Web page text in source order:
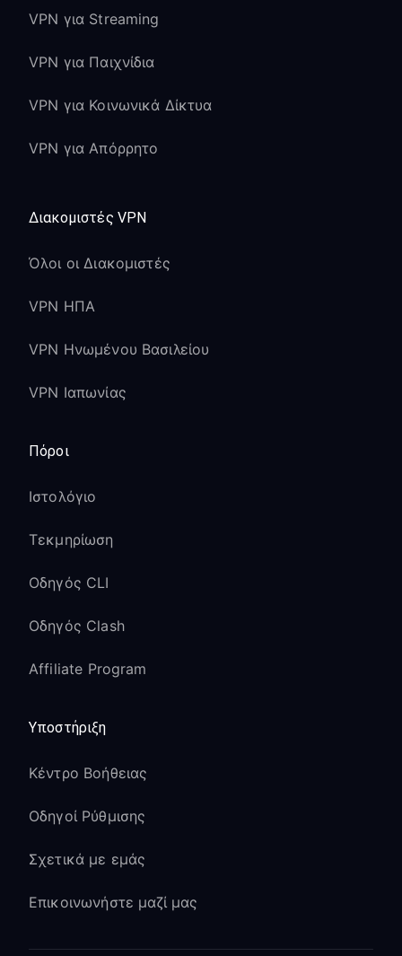
VPN για Streaming
VPN για Παιχνίδια
VPN για Κοινωνικά Δίκτυα
VPN για Απόρρητο
Διακομιστές VPN
Όλοι οι Διακομιστές
VPN ΗΠΑ
VPN Ηνωμένου Βασιλείου
VPN Ιαπωνίας
Πόροι
Ιστολόγιο
Τεκμηρίωση
Οδηγός CLI
Οδηγός Clash
Affiliate Program
Υποστήριξη
Κέντρο Βοήθειας
Οδηγοί Ρύθμισης
Σχετικά με εμάς
Επικοινωνήστε μαζί μας